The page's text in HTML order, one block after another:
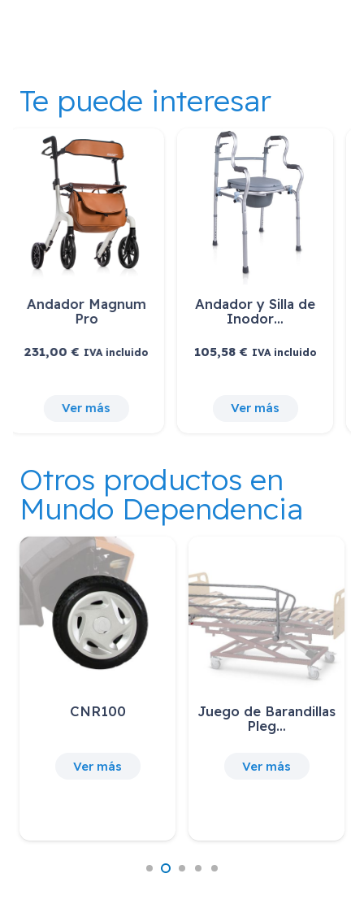
Te puede interesar
Andador Magnum
Pro
231,00 € IVA incluido
Ver más
Andador y Silla de
Inodor…
105,58 € IVA incluido
Ver más
Otros productos en
Mundo Dependencia
CNR100
Ver más
Juego de Barandillas
Pleg…
Ver más